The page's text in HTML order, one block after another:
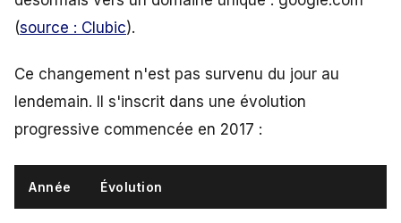
(source : Clubic).
Ce changement n'est pas survenu du jour au
lendemain. Il s'inscrit dans une évolution
progressive commencée en 2017 :
Année Évolution